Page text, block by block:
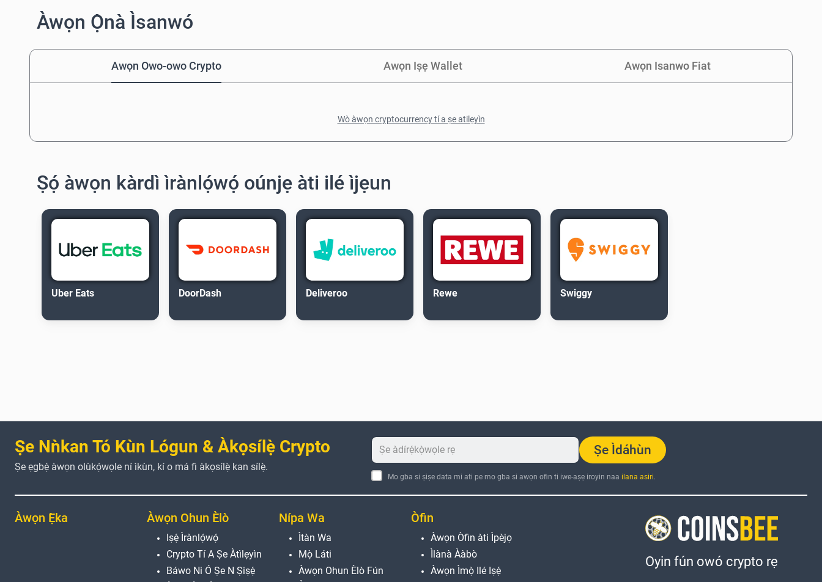
Àwọn Ọ̀nà Ìsanwó
Awọn Owo-owo Crypto Awọn Iṣẹ Wallet Awọn Isanwo Fiat
Wò àwọn cryptocurrency tí a ṣe atilẹyìn
Ṣọ́ àwọn kàrdì ìrànlọ́wọ́ oúnjẹ àti ilé ìjẹun
Uber Eats DoorDash Deliveroo Rewe Swiggy
Ṣe Nǹkan Tó Kùn Lógun & Àkọsílẹ̀ Crypto
Ṣe ẹgbẹ́ àwọn olùkọ́wọle ní ìkùn, kí o má fi àkọsílẹ̀ kan sílẹ̀.
Ṣe Ìdáhùn
Mo gba si ṣiṣe data mi ati pe mo gba si awọn ofin ti iwe-aṣẹ iroyin naa ilana asiri.
Àwọn Ẹ̀ka Àwọn Ohun Èlò
Iṣẹ́ Ìrànlọ́wọ́
Crypto Tí A Ṣe Àtìlẹyìn
Báwo Ni Ó Ṣe N Ṣiṣẹ́
Nípa Wa
Ìtàn Wa
Mọ̀ Láti
Àwọn Ohun Èlò Fún
Òfin
Àwọn Òfin àti Ìpèjọ
Ìlànà Ààbò
Àwọn Ìmọ̀ Ilé Iṣẹ́
Oyin fún owó crypto rẹ